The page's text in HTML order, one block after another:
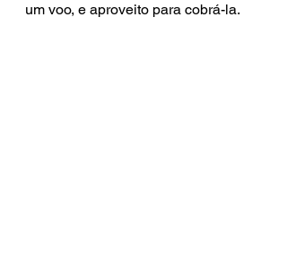
um voo, e aproveito para cobrá-la.